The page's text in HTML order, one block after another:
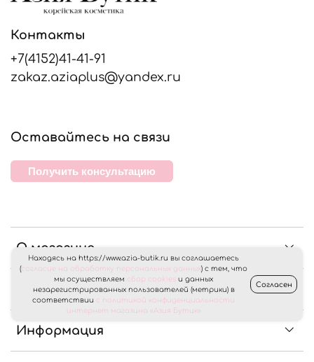
О магазине
Клиентам
Информация
Контакты
+7(4152)41-41-91
zakaz.aziaplus@yandex.ru
Оставайтесь на связи
Получить консультацию
Находясь на https://www.azia-butik.ru вы соглашаетесь
(согласие на обработку персональных данных) с тем, что
мы осуществляем сбор cookies и данных
незарегистрированных пользователей (метрики) в
соответствии с политикой конфиденциальности
интернет магазина «Азия Бутик»
Согласен